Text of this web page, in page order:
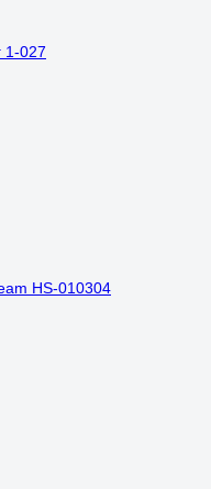
1-027
HS-010304